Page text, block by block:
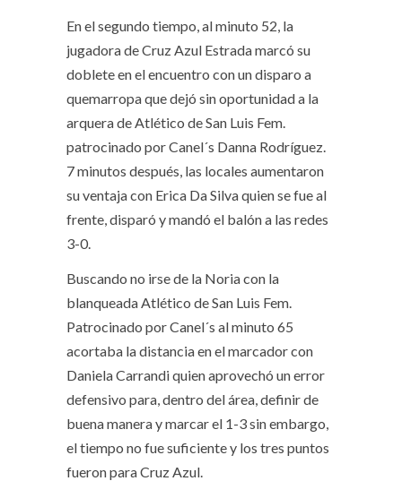
En el segundo tiempo, al minuto 52, la
jugadora de Cruz Azul Estrada marcó su
doblete en el encuentro con un disparo a
quemarropa que dejó sin oportunidad a la
arquera de Atlético de San Luis Fem.
patrocinado por Canel´s Danna Rodríguez.
7 minutos después, las locales aumentaron
su ventaja con Erica Da Silva quien se fue al
frente, disparó y mandó el balón a las redes
3-0.
Buscando no irse de la Noria con la
blanqueada Atlético de San Luis Fem.
Patrocinado por Canel´s al minuto 65
acortaba la distancia en el marcador con
Daniela Carrandi quien aprovechó un error
defensivo para, dentro del área, definir de
buena manera y marcar el 1-3 sin embargo,
el tiempo no fue suficiente y los tres puntos
fueron para Cruz Azul.